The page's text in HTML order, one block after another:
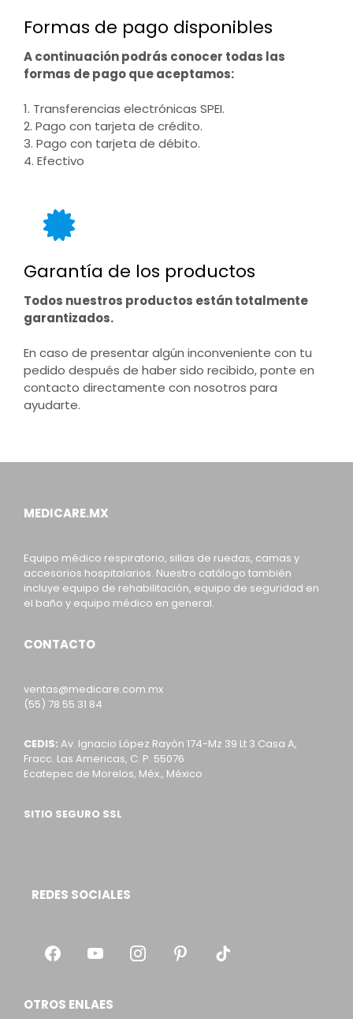
Formas de pago disponibles
A continuación podrás conocer todas las
formas de pago que aceptamos:
1. Transferencias electrónicas SPEI.
2. Pago con tarjeta de crédito.
3. Pago con tarjeta de débito.
4. Efectivo
Garantía de los productos
Todos nuestros productos están totalmente
garantizados.
En caso de presentar algún inconveniente con tu
pedido después de haber sido recibido, ponte en
contacto directamente con nosotros para
ayudarte.
MEDICARE.MX
Equipo médico respiratorio, sillas de ruedas, camas y
accesorios hospitalarios. Nuestro catálogo también
incluye equipo de rehabilitación, equipo de seguridad en
el baño y equipo médico en general.
CONTACTO
ventas@medicare.com.mx
(55) 78 55 31 84
CEDIS: Av. Ignacio López Rayón 174-Mz 39 Lt 3 Casa A,
Fracc. Las Americas, C. P. 55076
Ecatepec de Morelos, Méx., México
SITIO SEGURO SSL
REDES SOCIALES
OTROS ENLAES